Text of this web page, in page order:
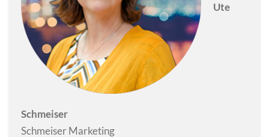
Ute
Schmeiser
Schmeiser Marketing